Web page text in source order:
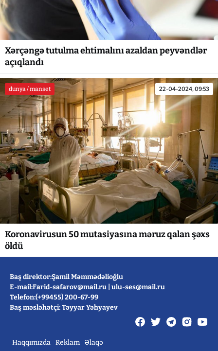
Xərçəngə tutulma ehtimalını azaldan peyvəndlər
açıqlandı
dunya / manset 22-04-2024, 09:53
Koronavirusun 50 mutasiyasına məruz qalan şəxs
öldü
Baş direktor:Şamil Məmmədəlioğlu
E-mail:Farid-safarov@mail.ru ulu-ses@mail.ru
Telefon:(+99455) 200-67-99
Baş məsləhətçi: Təyyar Yəhyayev
Haqqımızda Reklam Əlaqə